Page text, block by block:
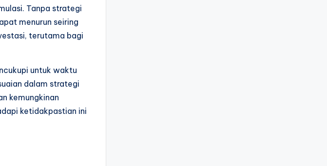
Tanpa strategi
menurun seiring
terutama bagi
untuk waktu
dalam strategi
kemungkinan
ketidakpastian ini